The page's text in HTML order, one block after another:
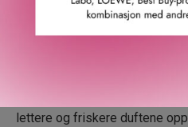
Versace. Denne luksuriøse
lettere og friskere duftene